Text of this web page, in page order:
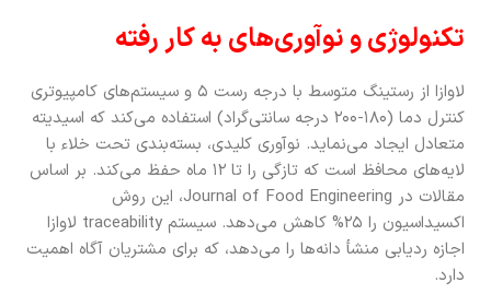
تکنولوژی و نوآوری‌های به کار رفته
لاوازا از رستینگ متوسط با درجه رست ۵ و سیستم‌های کامپیوتری
کنترل دما (۱۸۰-۲۰۰ درجه سانتی‌گراد) استفاده می‌کند که اسیدیته
متعادل ایجاد می‌نماید. نوآوری کلیدی، بسته‌بندی تحت خلاء با
لایه‌های محافظ است که تازگی را تا ۱۲ ماه حفظ می‌کند. بر اساس
مقالات در Journal of Food Engineering، این روش
اکسیداسیون را ۲۵% کاهش می‌دهد. سیستم traceability لاوازا
اجازه ردیابی منشأ دانه‌ها را می‌دهد، که برای مشتریان آگاه اهمیت
دارد.